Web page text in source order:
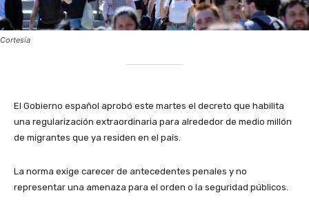
Cortesía
El Gobierno español aprobó este martes el decreto que habilita
una regularización extraordinaria para alrededor de medio millón
de migrantes que ya residen en el país.
La norma exige carecer de antecedentes penales y no
representar una amenaza para el orden o la seguridad públicos.